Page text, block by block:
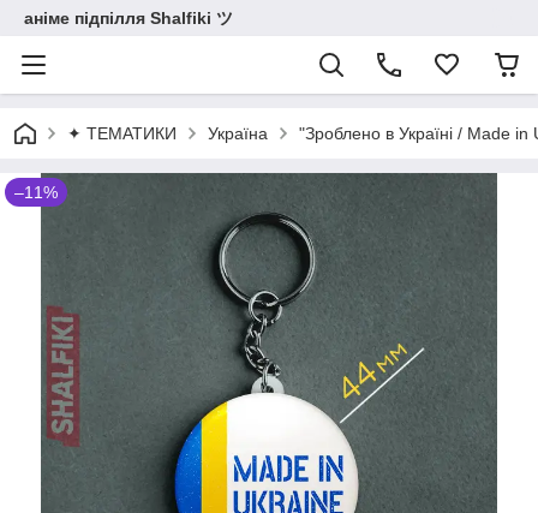
аніме підпілля Shalfiki ツ
✦ ТЕМАТИКИ Україна "Зроблено в Україні / Made
–11%